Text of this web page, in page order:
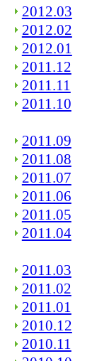
2012.03
2012.02
2012.01
2011.12
2011.11
2011.10
2011.09
2011.08
2011.07
2011.06
2011.05
2011.04
2011.03
2011.02
2011.01
2010.12
2010.11